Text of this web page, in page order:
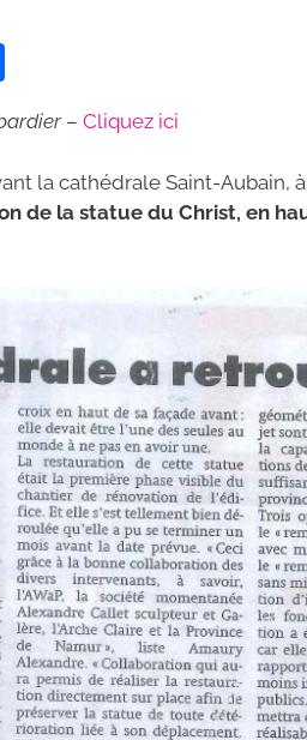
ta
g
er
– Cliquez ici
la cathédrale Saint-Aubain,
de la statue du Christ, en